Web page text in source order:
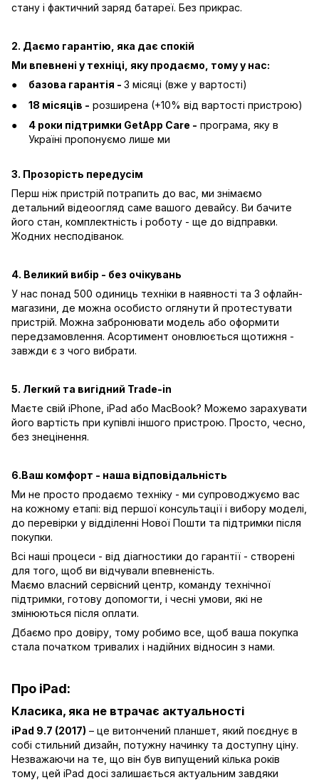
стану і фактичний заряд батареї. Без прикрас.
2. Даємо гарантію, яка дає спокій
Ми впевнені у техніці, яку продаємо, тому у нас:
базова гарантія - 3 місяці (вже у вартості)
18 місяців - розширена (+10% від вартості пристрою)
4 роки підтримки GetApp Care - програма, яку в
Україні пропонуємо лише ми
3. Прозорість передусім
Перш ніж пристрій потрапить до вас, ми знімаємо
детальний відеоогляд саме вашого девайсу. Ви бачите
його стан, комплектність і роботу - ще до відправки.
Жодних несподіванок.
4. Великий вибір - без очікувань
У нас понад 500 одиниць техніки в наявності та 3 офлайн-
магазини, де можна особисто оглянути й протестувати
пристрій. Можна забронювати модель або оформити
передзамовлення. Асортимент оновлюється щотижня -
завжди є з чого вибрати.
5. Легкий та вигідний Trade-in
Маєте свій iPhone, iPad або MacBook? Можемо зарахувати
його вартість при купівлі іншого пристрою. Просто, чесно,
без знецінення.
6.Ваш комфорт - наша відповідальність
Ми не просто продаємо техніку - ми супроводжуємо вас
на кожному етапі: від першої консультації і вибору моделі,
до перевірки у відділенні Нової Пошти та підтримки після
покупки.
Всі наші процеси - від діагностики до гарантії - створені
для того, щоб ви відчували впевненість.
Маємо власний сервісний центр, команду технічної
підтримки, готову допомогти, і чесні умови, які не
змінюються після оплати.
Дбаємо про довіру, тому робимо все, щоб ваша покупка
стала початком тривалих і надійних відносин з нами.
Про iPad:
Класика, яка не втрачає актуальності
iPad 9.7 (2017) – це витончений планшет, який поєднує в
собі стильний дизайн, потужну начинку та доступну ціну.
Незважаючи на те, що він був випущений кілька років
тому, цей iPad досі залишається актуальним завдяки